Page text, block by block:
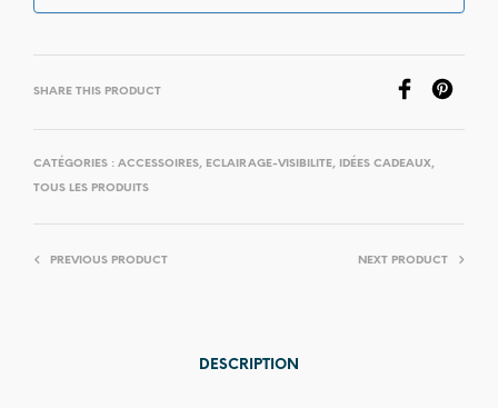
SHARE THIS PRODUCT
CATÉGORIES : ACCESSOIRES, ECLAIRAGE-VISIBILITE, IDÉES CADEAUX,
TOUS LES PRODUITS
PREVIOUS PRODUCT NEXT PRODUCT
DESCRIPTION